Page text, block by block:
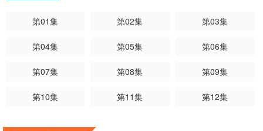
第01集 第02集 第03集
第04集 第05集 第06集
第07集 第08集 第09集
第10集 第11集 第12集